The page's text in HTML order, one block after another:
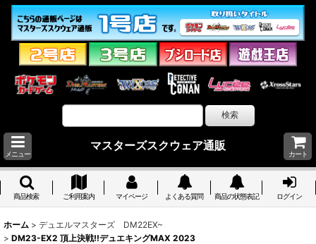
メニュー
マスターズスクウェア通販
カート
商品検索 ご利用案内 マイページ よくある質問 商品の状態表記 ログイン
ホーム > デュエルマスターズ DM22EX~
> DM23-EX2 頂上決戦!!デュエキングMAX 2023